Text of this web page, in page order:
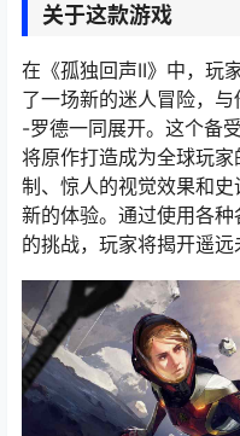
关于这款游戏
在《孤独回声II》中，玩
了一场新的迷人冒险，
-罗德一同展开。这个备
将原作打造成为全球玩
制、惊人的视觉效果和
新的体验。通过使用各
的挑战，玩家将揭开遥远